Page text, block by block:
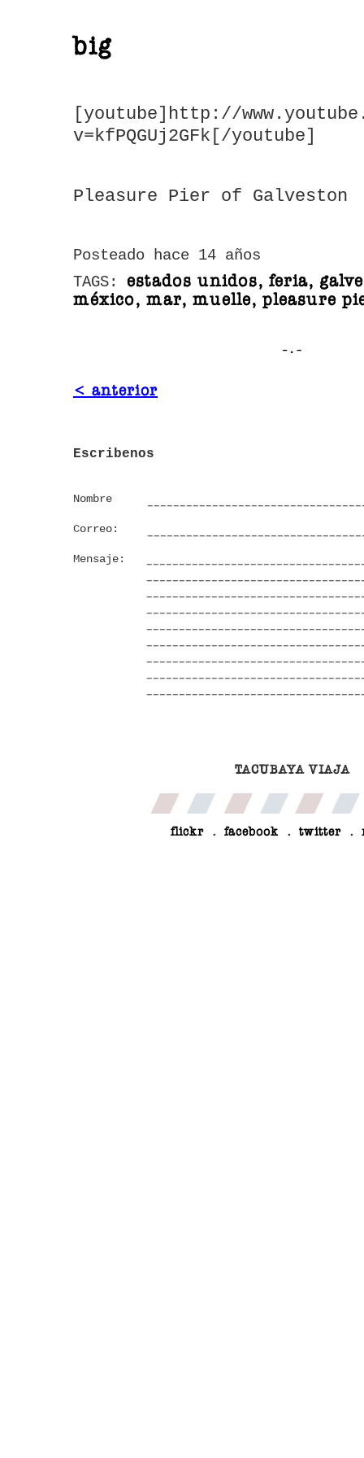
big
[youtube]http://
v=kfPQGUj2GFk[/youtube]
Pleasure Pier of Galveston
Posteado hace 14 años
TAGS: estados unidos, feria,
méxico, mar, muelle, pleasure
< anterior
Escribenos
Nombre
Correo:
Mensaje:
TACUBAYA VIAJA
flickr . facebook . twitter .